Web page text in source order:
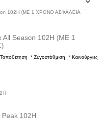
All Season 102H (ΜΕ 1
* Ζυγοστάθμιση * Kαινούργιες
102H